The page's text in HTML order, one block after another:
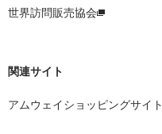
世界訪問販売協会
関連サイト
アムウェイショッピングサイト